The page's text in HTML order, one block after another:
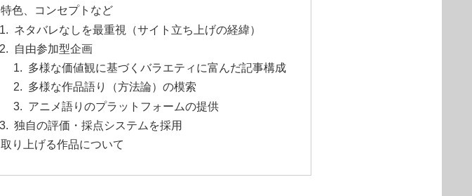
特色、コンセプトなど
ネタバレなしを最重視（サイト立ち上げの経緯）
自由参加型企画
多様な価値観に基づくバラエティに富んだ記事構成
多様な作品語り（方法論）の模索
アニメ語りのプラットフォームの提供
独自の評価・採点システムを採用
取り上げる作品について